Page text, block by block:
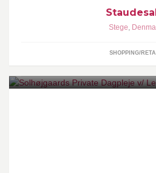
Stege,
SHOPPING/